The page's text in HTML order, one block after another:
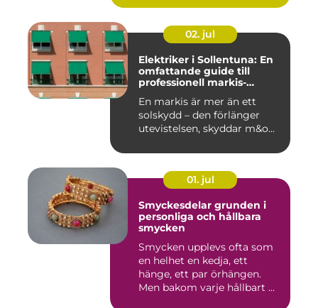
02. jul
Elektriker i Sollentuna: En
omfattande guide till
professionell markis-
En markis är mer än ett
solskydd – den förlänger
utevistelsen, skyddar m&o...
01. jul
Smyckesdelar grunden i
personliga och hållbara
smycken
Smycken upplevs ofta som
en helhet en kedja, ett
hänge, ett par örhängen.
Men bakom varje hållbart ...